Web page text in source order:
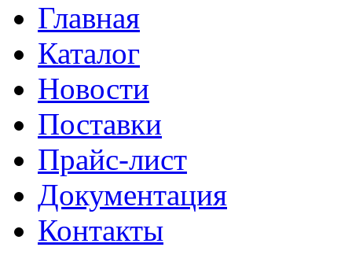
Главная
Каталог
Новости
Поставки
Прайс-лист
Документация
Контакты